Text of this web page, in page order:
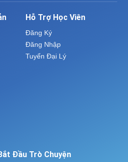
Hỗ Trợ Học Viên
Đăng Ký
Đăng Nhập
Tuyển Đại Lý
Đầu Trò Chuyện